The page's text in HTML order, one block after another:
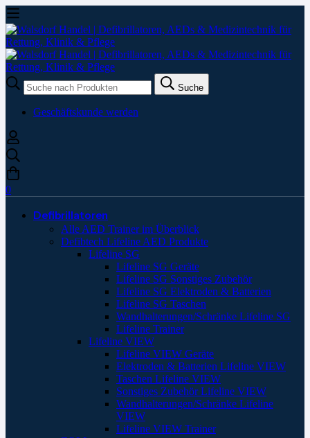
Suche
nach:
Suche
Geschäftskunde werden
0
Defibrillatoren
Alle AED Trainer im Überblick
Defibtech Lifeline AED Produkte
Lifeline SG
Lifeline SG Geräte
Lifeline SG Sonstiges Zubehör
Lifeline SG Elektroden & Batterien
Lifeline SG Taschen
Wandhalterungen/Schränke Lifeline SG
Lifeline Trainer
Lifeline VIEW
Lifeline VIEW Geräte
Elektroden & Batterien Lifeline VIEW
Taschen Lifeline VIEW
Sonstiges Zubehör Lifeline VIEW
Wandhalterungen/Schränke Lifeline
VIEW
Lifeline VIEW Trainer